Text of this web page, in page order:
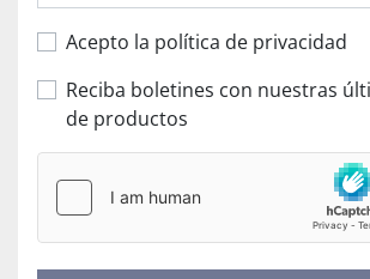
Acepto la política de privacidad
Reciba boletines con nuestras últimas ofertas
de productos